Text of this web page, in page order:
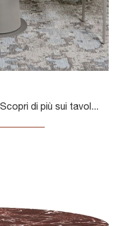
Vuoi impreziosire spazi design? Scopri di più sui tavoli design allungabili: il modello da pranzo Gotham Keramik Drive ti aspetta.